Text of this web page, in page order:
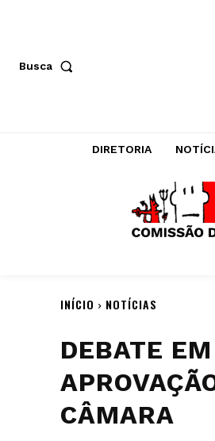
Busca
DIRETORIA
INÍCIO NOTÍCIAS
DEBATE
CÂMARA